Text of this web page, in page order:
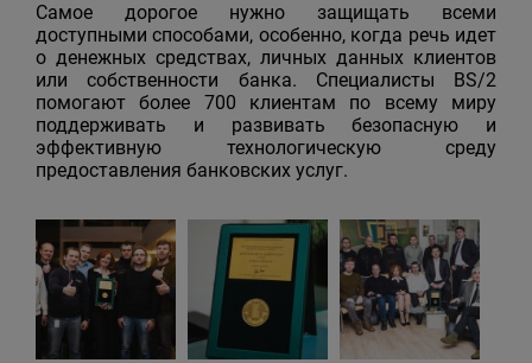
Самое дорогое нужно защищать всеми
доступными способами, особенно, когда речь идет
о денежных средствах, личных данных клиентов
или собственности банка. Специалисты BS/2
помогают более 700 клиентам по всему миру
поддерживать и развивать безопасную и
эффективную технологическую среду
предоставления банковских услуг.